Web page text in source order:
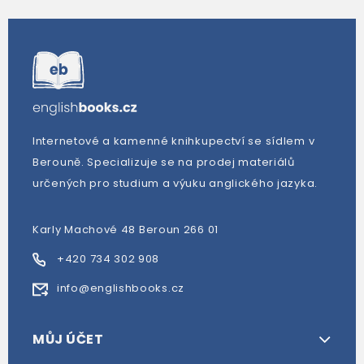
Internetové a kamenné knihkupectví se sídlem v
Berouně. Specializuje se na prodej materiálů
určených pro studium a výuku anglického jazyka.
Karly Machové 48 Beroun 266 01
+420 734 302 908
info@englishbooks.cz
MŮJ ÚČET